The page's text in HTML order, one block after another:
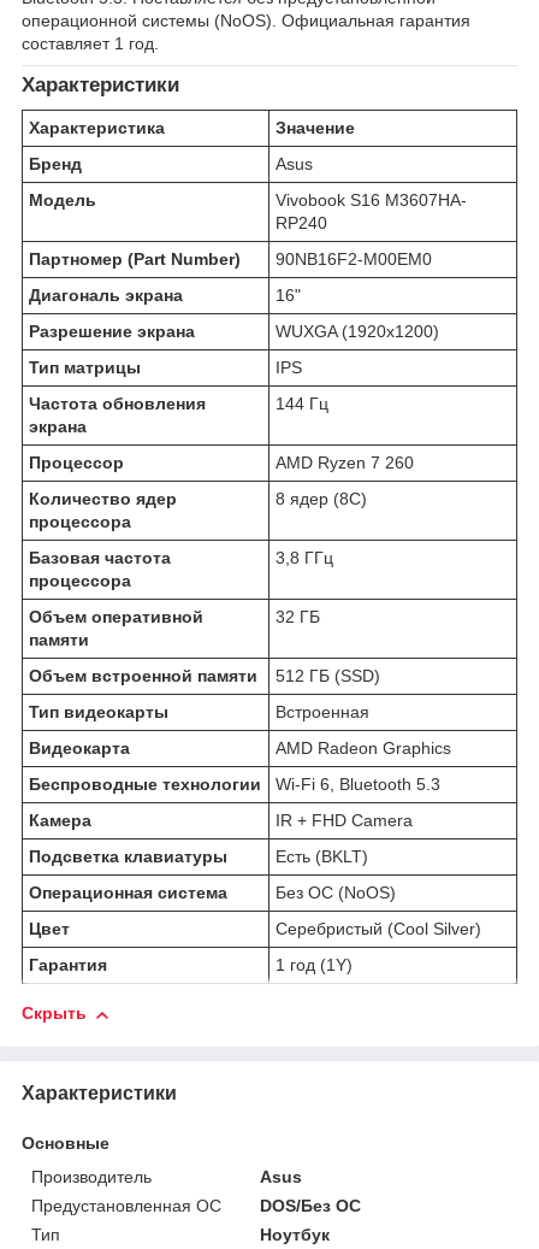
операционной системы (NoOS). Официальная гарантия
составляет 1 год.
Характеристики
Характеристика
Значение
Бренд
Asus
Модель
Vivobook S16 M3607HA-
RP240
Партномер (Part Number)
90NB16F2-M00EM0
Диагональ экрана
16"
Разрешение экрана
WUXGA (1920x1200)
Тип матрицы
IPS
Частота обновления
экрана
144 Гц
Процессор
AMD Ryzen 7 260
Количество ядер
процессора
8 ядер (8C)
Базовая частота
процессора
3,8 ГГц
Объем оперативной
памяти
32 ГБ
Объем встроенной памяти
512 ГБ (SSD)
Тип видеокарты
Встроенная
Видеокарта
AMD Radeon Graphics
Беспроводные технологии
Wi-Fi 6, Bluetooth 5.3
Камера
IR + FHD Camera
Подсветка клавиатуры
Есть (BKLT)
Операционная система
Без ОС (NoOS)
Цвет
Серебристый (Cool Silver)
Гарантия
1 год (1Y)
Скрыть
Характеристики
Основные
Производитель
Asus
Предустановленная ОС
DOS/Без ОС
Тип
Ноутбук